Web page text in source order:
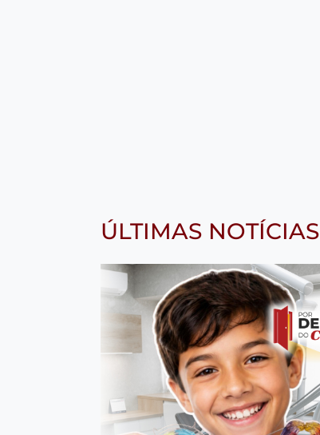
ÚLTIMAS NOTÍCIAS